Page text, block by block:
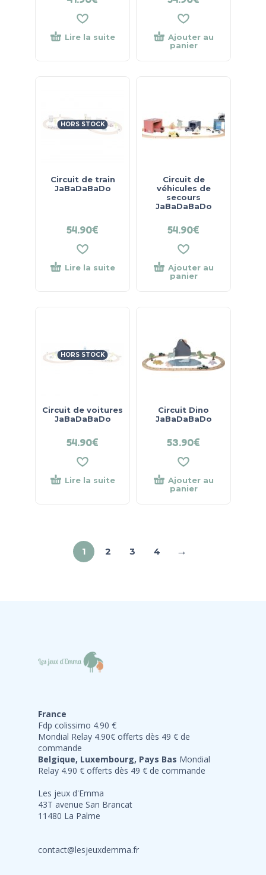
Lire la suite
Ajouter au
panier
HORS STOCK
Circuit de train
JaBaDaBaDo
54.90€
Lire la suite
Circuit de
véhicules de
secours
JaBaDaBaDo
54.90€
Ajouter au
panier
HORS STOCK
Circuit de voitures
JaBaDaBaDo
54.90€
Lire la suite
Circuit Dino
JaBaDaBaDo
53.90€
Ajouter au
panier
1 2 3 4 →
France
Fdp colissimo 4.90 €
Mondial Relay 4.90€ offerts dès 49 € de
commande
Belgique, Luxembourg, Pays Bas Mondial
Relay 4.90 € offerts dès 49 € de commande
Les jeux d'Emma
43T avenue San Brancat
11480 La Palme
contact@lesjeuxdemma.fr